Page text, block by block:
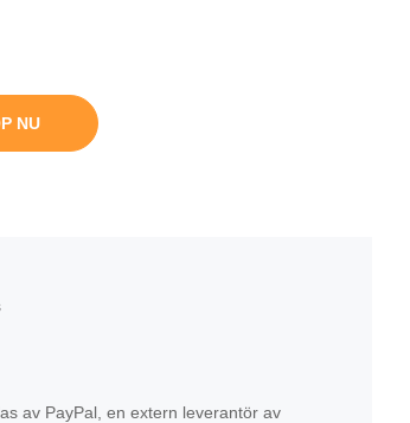
NU
av PayPal, en extern leverantör av